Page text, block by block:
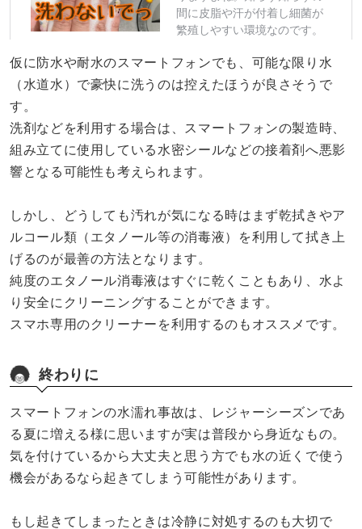
仮に防水や耐水のスマートフォンでも、可能な限り水
（水道水）で豪快に洗うのは控えたほうが良さそうで
す。
洗剤などを利用する場合は、スマートフォンの製造時、
組み立てに使用している水密シールなどの接着剤へ悪影
響となる可能性も考えられます。
しかし、どうしても汚れが気になる時はまず乾拭きやア
ルコール類（エタノール等の消毒液）を利用して拭き上
げるのが最善の方法となります。
純度のエタノール消毒液はすぐに乾くこともあり、水よ
り安全にクリーニングすることができます。
スマホ専用のクリーナーを利用するのもオススメです。
終わりに
スマートフォンの水濡れ事故は、レジャーシーズンであ
る夏に増える様に思いますが実は普段から身近なもの。
気を付けているから大丈夫と思う方でも水の近くで使う
機会があるなら起きてしまう可能性があります。
もし起きてしまったときは冷静に対処するのも大切で